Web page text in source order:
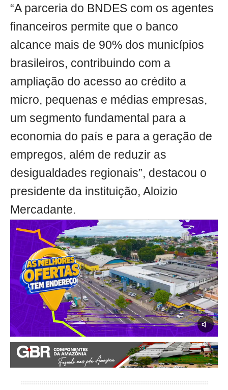
“A parceria do BNDES com os agentes
financeiros permite que o banco
alcance mais de 90% dos municípios
brasileiros, contribuindo com a
ampliação do acesso ao crédito a
micro, pequenas e médias empresas,
um segmento fundamental para a
economia do país e para a geração de
empregos, além de reduzir as
desigualdades regionais”, destacou o
presidente da instituição, Aloizio
Mercadante.